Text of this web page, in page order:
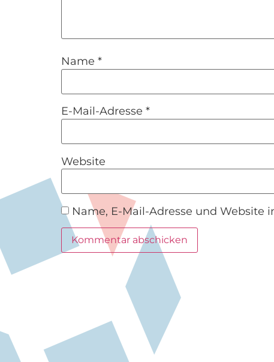
Name *
E-Mail-Adresse *
Website
Name, E-Mail-Adresse und